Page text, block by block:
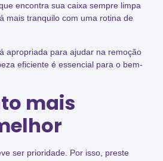
encontra sua caixa sempre limpa
mais tranquilo com uma rotina de
apropriada para ajudar na remoção
eficiente é essencial para o bem-
mais
ser prioridade. Por isso, preste